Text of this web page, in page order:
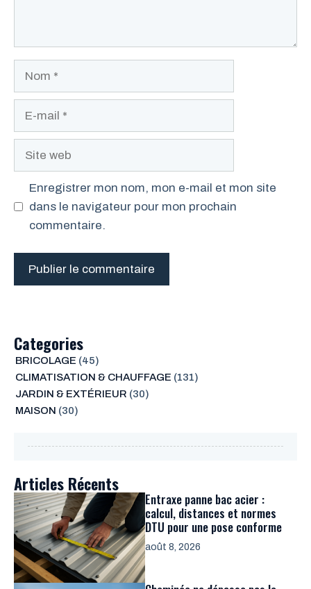
Site
Enregistrer mon nom, mon e-mail et mon site
dans le navigateur pour mon prochain
commentaire.
Categories
BRICOLAGE (45)
CLIMATISATION & CHAUFFAGE (131)
JARDIN & EXTÉRIEUR (30)
MAISON (30)
Articles Récents
Entraxe panne bac acier :
calcul, distances et normes
DTU pour une pose conforme
août 8, 2026